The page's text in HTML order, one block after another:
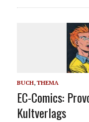
BUCH, THEMA
EC-Comics:
Kultverlags